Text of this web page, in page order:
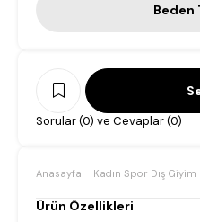
Beden
Sorular (0) ve Cevaplar (0)
Anasayfa Kadın Spor Dış Giyim
Ürün Özellikleri